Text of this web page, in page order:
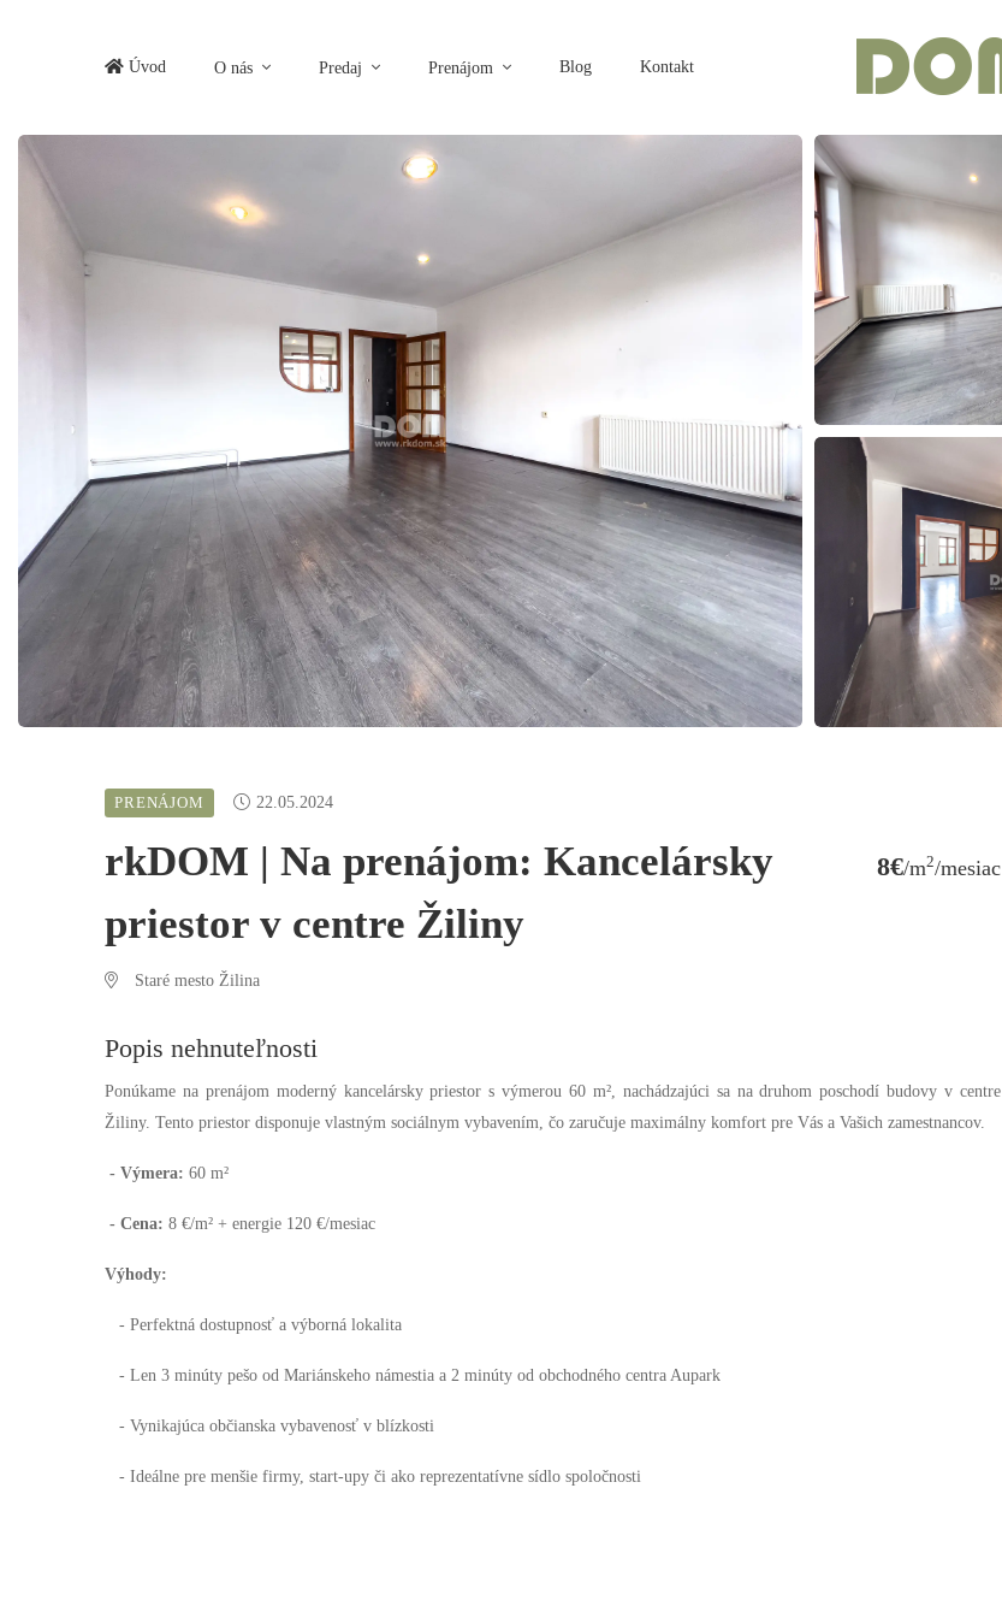
Úvod O nás Predaj Prenájom Blog Kontakt
PRENÁJOM 22.05.2024
rkDOM | Na prenájom: Kancelársky
priestor v centre Žiliny
Staré mesto Žilina
8€/m2/mesiac
Popis nehnuteľnosti
Ponúkame na prenájom moderný kancelársky priestor s výmerou 60 m², nachádzajúci sa na druhom poschodí budovy v centre
Žiliny. Tento priestor disponuje vlastným sociálnym vybavením, čo zaručuje maximálny komfort pre Vás a Vašich zamestnancov.
- Výmera: 60 m²
- Cena: 8 €/m² + energie 120 €/mesiac
Výhody:
- Perfektná dostupnosť a výborná lokalita
- Len 3 minúty pešo od Mariánskeho námestia a 2 minúty od obchodného centra Aupark
- Vynikajúca občianska vybavenosť v blízkosti
- Ideálne pre menšie firmy, start-upy či ako reprezentatívne sídlo spoločnosti